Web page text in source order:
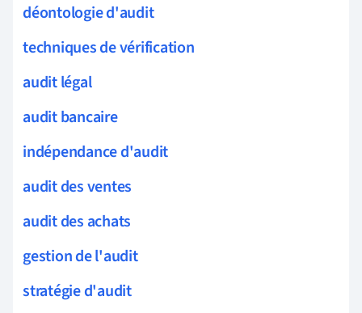
déontologie d'audit
techniques de vérification
audit légal
audit bancaire
indépendance d'audit
audit des ventes
audit des achats
gestion de l'audit
stratégie d'audit